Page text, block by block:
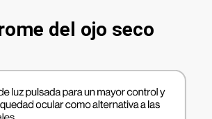
del ojo seco